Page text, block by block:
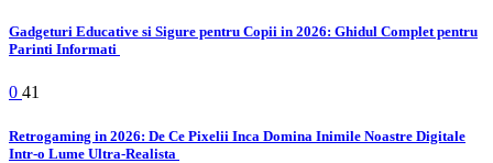
Gadgeturi Educative si Sigure pentru Copii in 2026: Ghidul Complet pentru
Parinti Informati
0 41
Retrogaming in 2026: De Ce Pixelii Inca Domina Inimile Noastre Digitale
Intr-o Lume Ultra-Realista